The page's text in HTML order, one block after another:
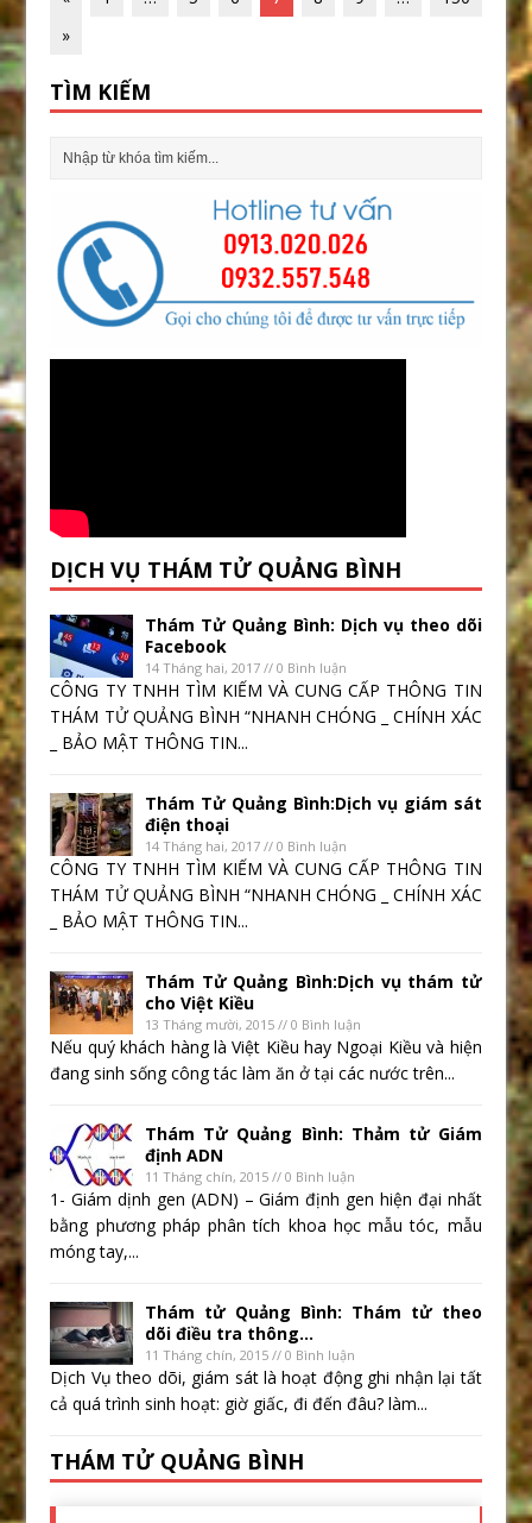
»
TÌM KIẾM
DỊCH VỤ THÁM TỬ QUẢNG BÌNH
Thám Tử Quảng Bình: Dịch vụ theo dõi
Facebook
14 Tháng hai, 2017 // 0 Bình luận
CÔNG TY TNHH TÌM KIẾM VÀ CUNG CẤP THÔNG TIN
THÁM TỬ QUẢNG BÌNH “NHANH CHÓNG _ CHÍNH XÁC
_ BẢO MẬT THÔNG TIN...
Thám Tử Quảng Bình:Dịch vụ giám sát
điện thoại
14 Tháng hai, 2017 // 0 Bình luận
CÔNG TY TNHH TÌM KIẾM VÀ CUNG CẤP THÔNG TIN
THÁM TỬ QUẢNG BÌNH “NHANH CHÓNG _ CHÍNH XÁC
_ BẢO MẬT THÔNG TIN...
Thám Tử Quảng Bình:Dịch vụ thám tử
cho Việt Kiều
13 Tháng mười, 2015 // 0 Bình luận
Nếu quý khách hàng là Việt Kiều hay Ngoại Kiều và hiện
đang sinh sống công tác làm ăn ở tại các nước trên...
Thám Tử Quảng Bình: Thảm tử Giám
định ADN
11 Tháng chín, 2015 // 0 Bình luận
1- Giám dịnh gen (ADN) – Giám định gen hiện đại nhất
bằng phương pháp phân tích khoa học mẫu tóc, mẫu
móng tay,...
Thám tử Quảng Bình: Thám tử theo
dõi điều tra thông...
11 Tháng chín, 2015 // 0 Bình luận
Dịch Vụ theo dõi, giám sát là hoạt động ghi nhận lại tất
cả quá trình sinh hoạt: giờ giấc, đi đến đâu? làm...
THÁM TỬ QUẢNG BÌNH